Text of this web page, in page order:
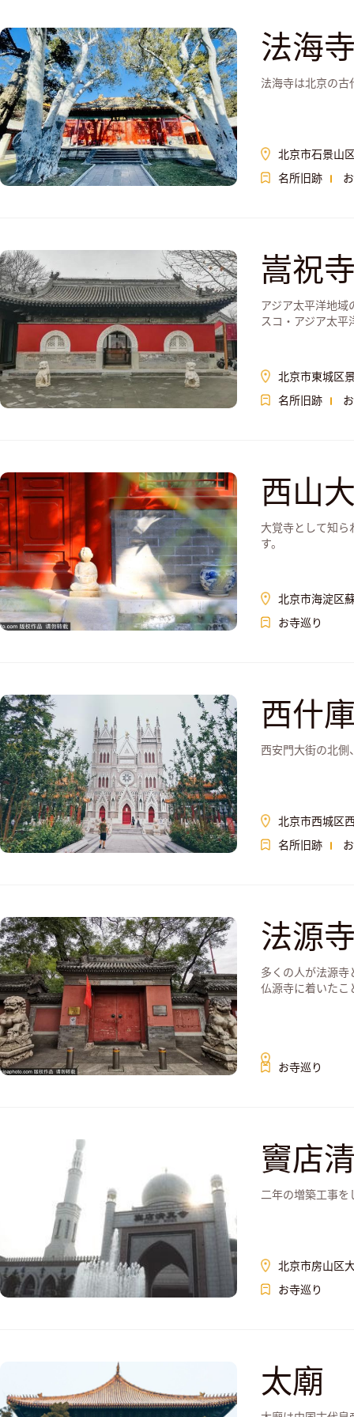
法海
法海寺は北京の
北京市石景山
名所旧跡
嵩祝
アジア太平洋地
スコ・アジア太
北京市東城区
名所旧跡
西山
大覚寺として知
す。
北京市海淀区
お寺巡り
西什
西安門大街の北側
北京市西城区
名所旧跡
法源
多くの人が法源
仏源寺に着いたこ
お寺巡り
竇店
二年の増築工事を
北京市房山区
お寺巡り
太廟